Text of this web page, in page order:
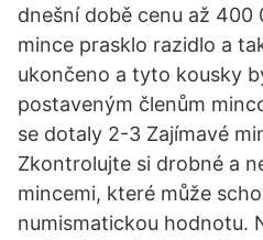
dnešní době cenu až 400
mince prasklo razidlo a
ukončeno a tyto kousky
postaveným členům
se dotaly 2-3 Zajímavé
Zkontrolujte si drobné a
mincemi, které může
numismatickou hodnotu.